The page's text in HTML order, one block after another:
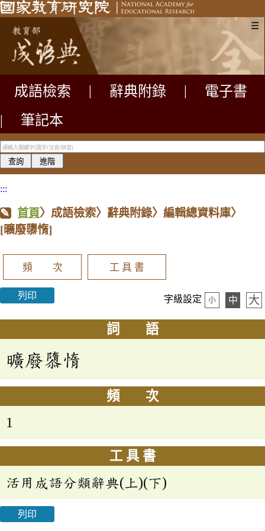
☰
成語檢索 辭典附錄
電子書
|
筆記本
:::
首頁〉成語檢索〉辭典附錄〉編輯總資料庫〉
[曠廢隳惰]
頻 次 工 具 書
列印 字級設定 小 中 大
詞 語
曠廢隳惰
頻 次
1
工 具 書
活用成語分類辭典(上)(下)
列印